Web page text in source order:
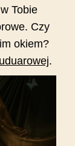
Tobie
Czy
okiem?
.